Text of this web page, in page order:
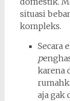
situasi
kompleks.
Secara
p
karena
aja gak